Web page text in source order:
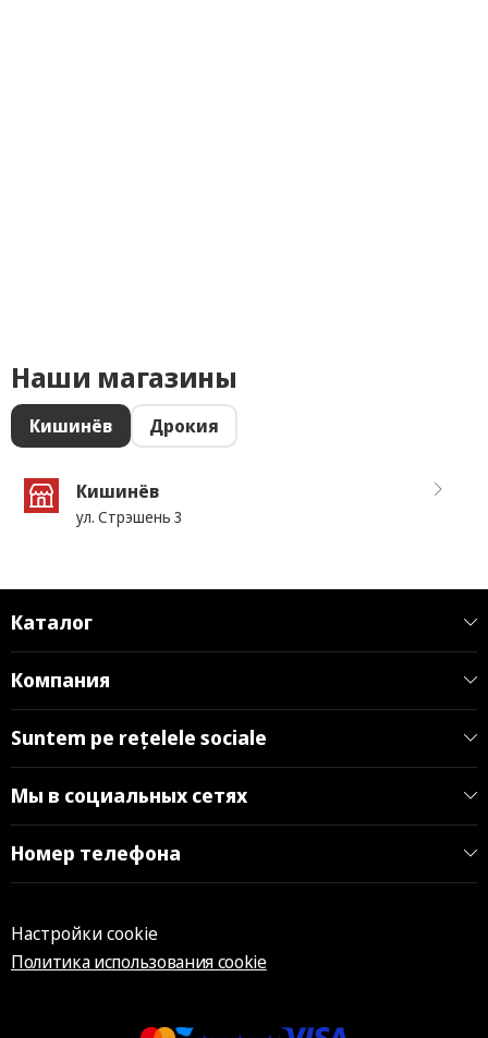
Наши магазины
Кишинёв Дрокия
Кишинёв
ул. Стрэшень 3
Каталог
Компания
Suntem pe rețelele sociale
Мы в социальных сетях
Номер телефона
Настройки cookie
Политика использования cookie